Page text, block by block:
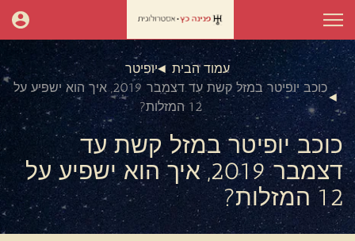
עמוד הבית
יופיטר
כוכב יופיטר במזל קשת עד דצמבר 2019, איך הוא ישפיע על
12 המזלות?
כוכב יופיטר במזל קשת עד
דצמבר 2019, איך הוא ישפיע על
12 המזלות?